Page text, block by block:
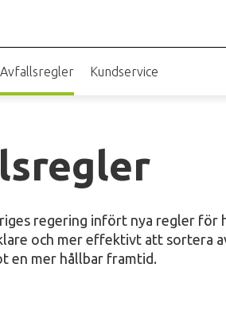
Avfallsregler Kundservice
regering infört nya regler för
och mer effektivt att sortera
en mer hållbar framtid.